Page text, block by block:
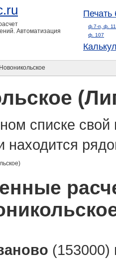
Автоматизация
Печать
ф.7-п, ф.
ф. 107
списке
находится